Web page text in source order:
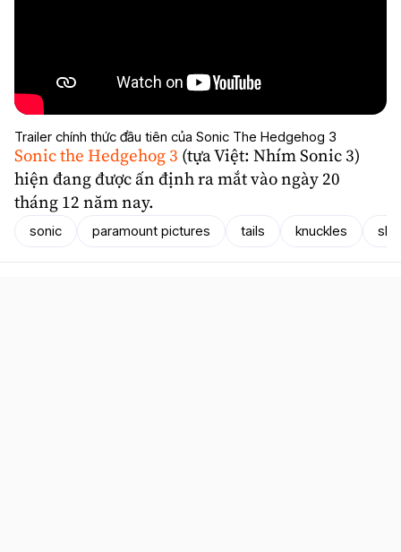
Trailer chính thức đầu tiên của Sonic The Hedgehog 3
Sonic the Hedgehog 3 (tựa Việt: Nhím Sonic 3)
hiện đang được ấn định ra mắt vào ngày 20
tháng 12 năm nay.
sonic paramount pictures tails knuckles